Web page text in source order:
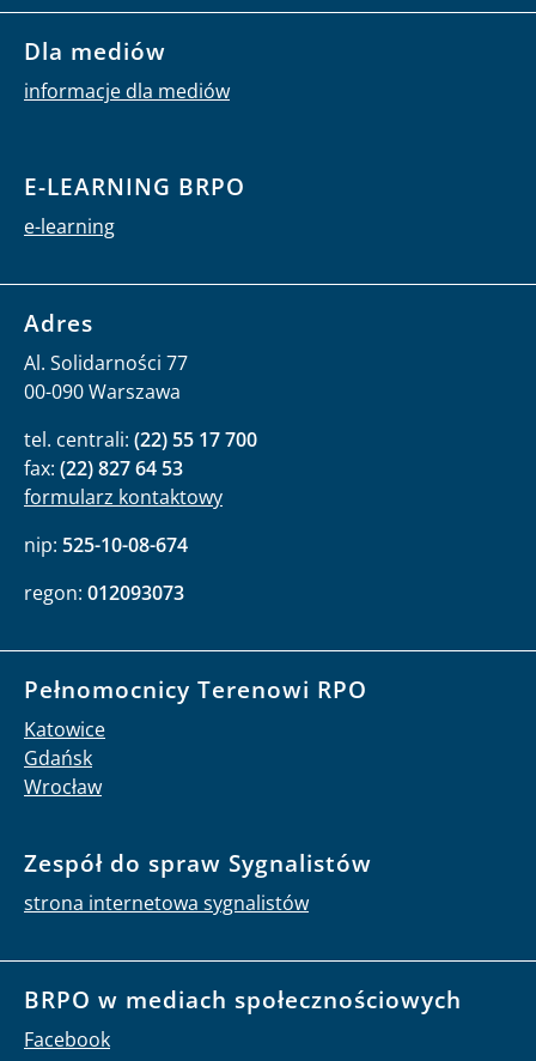
Dla mediów
informacje dla mediów
E-LEARNING BRPO
e-learning
Adres
Al. Solidarności 77
00-090 Warszawa
tel. centrali: (22) 55 17 700
fax: (22) 827 64 53
formularz kontaktowy
nip: 525-10-08-674
regon: 012093073
Pełnomocnicy Terenowi RPO
Katowice
Gdańsk
Wrocław
Zespół do spraw Sygnalistów
strona internetowa sygnalistów
BRPO w mediach społecznościowych
Facebook